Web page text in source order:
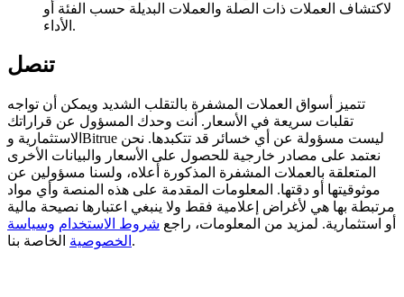
Register & Trade to Win 500,000 USDT
Precious Metals Trading Carnival
Trade Gold & Silver · 33,333 USDT Bonus
لاكتشاف العملات ذات الصلة والعملات البديلة حسب الفئة أو
الأداء.
تنصل
تتميز أسواق العملات المشفرة بالتقلب الشديد ويمكن أن تواجه
تقلبات سريعة في الأسعار. أنت وحدك المسؤول عن قراراتك
الاستثمارية وBitrue ليست مسؤولة عن أي خسائر قد تتكبدها. نحن
نعتمد على مصادر خارجية للحصول على الأسعار والبيانات الأخرى
المتعلقة بالعملات المشفرة المذكورة أعلاه، ولسنا مسؤولين عن
موثوقيتها أو دقتها. المعلومات المقدمة على هذه المنصة وأي مواد
مرتبطة بها هي لأغراض إعلامية فقط ولا ينبغي اعتبارها نصيحة مالية
أو استثمارية. لمزيد من المعلومات، راجع شروط الاستخدام وسياسة
الخصوصية الخاصة بنا.